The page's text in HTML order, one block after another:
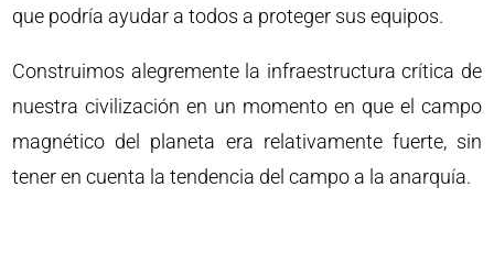
que podría ayudar a todos a proteger sus equipos.
Construimos alegremente la infraestructura crítica de
nuestra civilización en un momento en que el campo
magnético del planeta era relativamente fuerte, sin
tener en cuenta la tendencia del campo a la anarquía.